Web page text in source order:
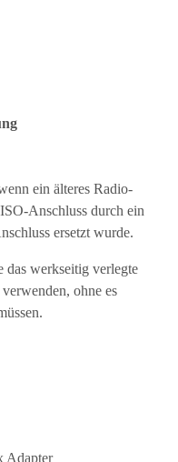
ein älteres Radio-
Anschluss durch ein
ersetzt wurde.
das werkseitig verlegte
ohne es
Adapter